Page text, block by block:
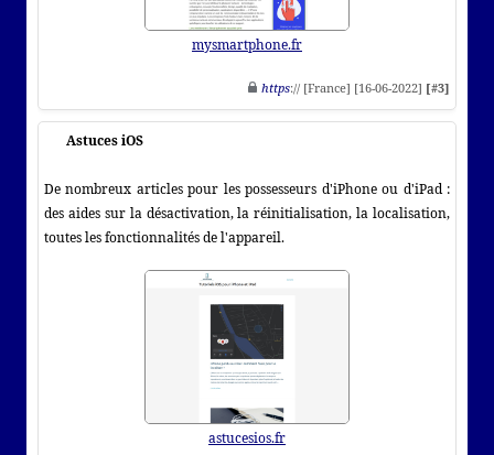
mysmartphone.fr
https:// [France] [16-06-2022] [#3]
Astuces iOS
De nombreux articles pour les possesseurs d'iPhone ou d'iPad :
des aides sur la désactivation, la réinitialisation, la localisation,
toutes les fonctionnalités de l'appareil.
astucesios.fr